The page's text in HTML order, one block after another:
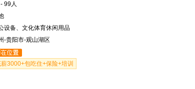
99人
设备、文化体育休闲用品
-贵阳市-观山湖区
薪3000+包吃住+保险+培训